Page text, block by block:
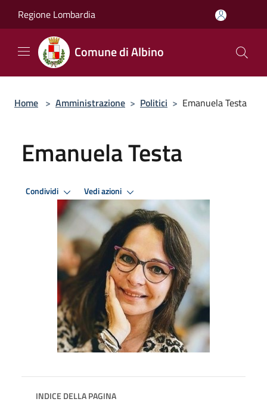
Regione Lombardia
Comune di Albino
Home > Amministrazione > Politici > Emanuela Testa
Emanuela Testa
Condividi Vedi azioni
INDICE DELLA PAGINA